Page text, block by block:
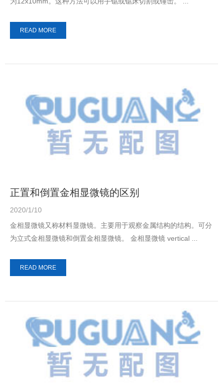
READ MORE
正置和倒置金相显微镜的区别
2020/1/10
金相显微镜又称材料显微镜。主要用于观察金属结构的结构。可分
为立式金相显微镜和倒置金相显微镜。 金相显微镜 vertical ...
READ MORE